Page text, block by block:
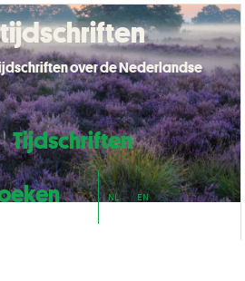
Tijdschriften
NL EN
over de Nederlandse